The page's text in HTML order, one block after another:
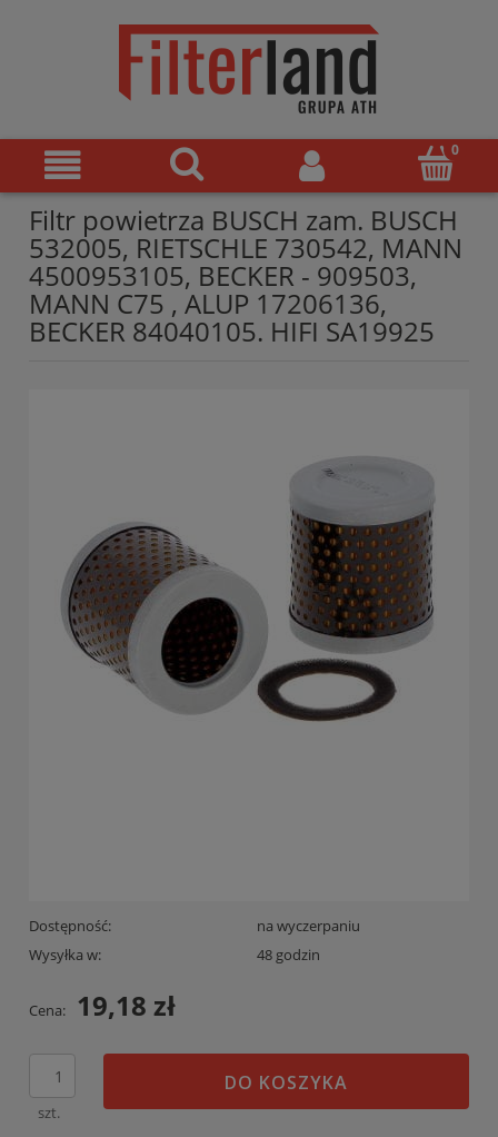
Filtr powietrza BUSCH zam. BUSCH
532005, RIETSCHLE 730542, MANN
4500953105, BECKER - 909503,
MANN C75 , ALUP 17206136,
BECKER 84040105. HIFI SA19925
Dostępność:
na wyczerpaniu
Wysyłka w:
48 godzin
Cena: 19,18 zł
szt.
DO KOSZYKA